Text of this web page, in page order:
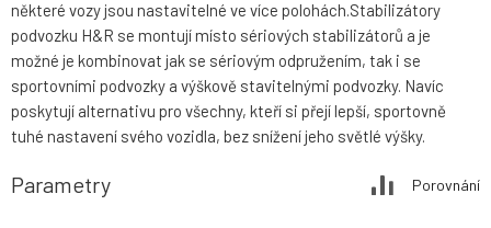
některé vozy jsou nastavitelné ve více polohách.Stabilizátory
podvozku H&R se montují místo sériových stabilizátorů a je
možné je kombinovat jak se sériovým odpružením, tak i se
sportovními podvozky a výškově stavitelnými podvozky. Navíc
poskytují alternativu pro všechny, kteří si přejí lepší, sportovně
tuhé nastavení svého vozidla, bez snížení jeho světlé výšky.
Parametry Porovnání